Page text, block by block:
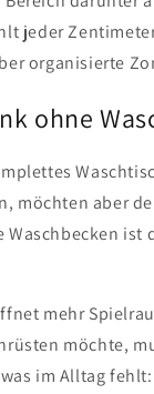
jeder
organisierte
ohne
möchten aber
Waschbecken
mehr
möchte,
im Alltag